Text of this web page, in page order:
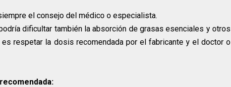
el consejo del médico o especialista.
dificultar también la absorción de grasas esenciales y otros
respetar la dosis recomendada por el fabricante y el doctor o